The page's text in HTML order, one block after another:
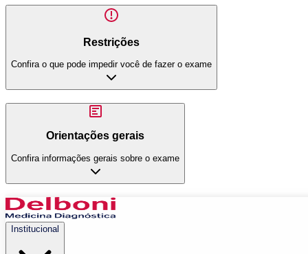
Restrições
Confira o que pode impedir você de fazer o exame
Orientações gerais
Confira informações gerais sobre o exame
Institucional